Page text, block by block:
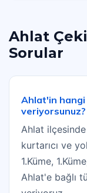
Ahlat
Sorular
Ahlat'in
veriyorsunuz?
Ahlat
kurtarıcı ve
1.Küme,
Ahlat'e bağlı